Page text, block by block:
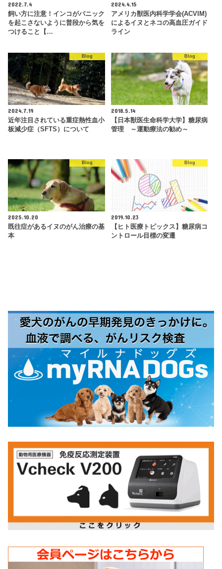
2022.7.4
飼い方に注意！インコがパニック
を起こさないように普段から気を
つけること【…
2024.4.15
アメリカ獣医内科学学会(ACVIM)
によるイヌとネコの高血圧ガイド
ライン
Blog
2024.7.19
近年注目されている重症熱性血小
板減少症（SFTS）について
Blog
2018.5.14
【日本獣医生命科学大学】糖尿病
管理 ～運動療法の勧め～
Blog
2025.10.20
既往症があるイヌのがん治療の基
本
Blog
2019.10.23
【ヒト医療トピックス】糖尿病コ
ントロール目標の変遷